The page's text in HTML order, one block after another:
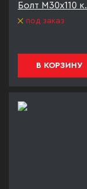
Болт М30х110
под заказ
В КОРЗИНУ